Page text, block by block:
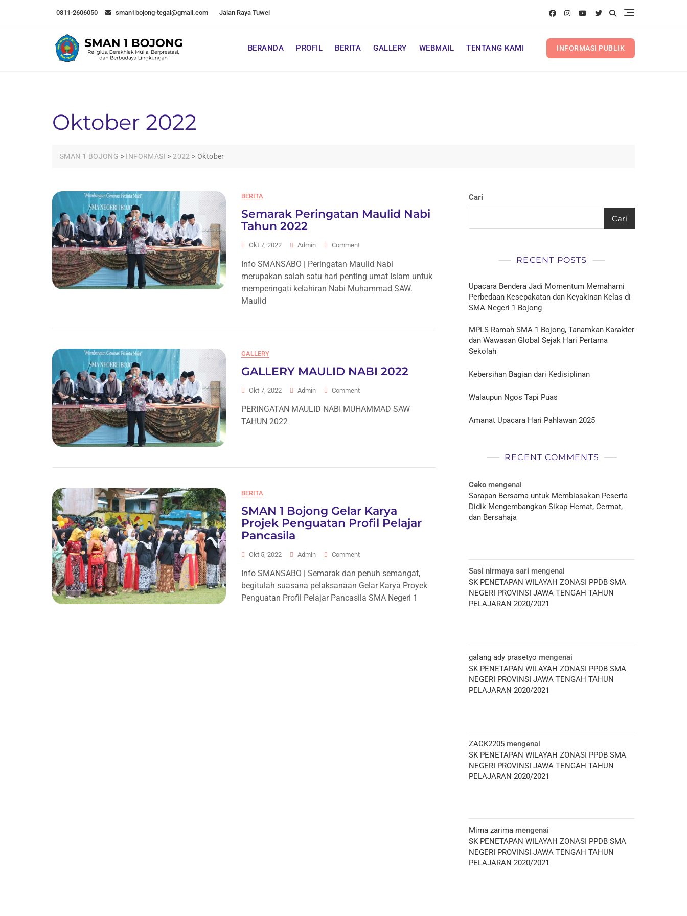
0811-2606050 sman1bojong-tegal@gmail.com Jalan Raya Tuwel
BERANDA PROFIL BERITA GALLERY WEBMAIL TENTANG KAMI INFORMASI PUBLIK
Oktober 2022
SMAN 1 BOJONG > INFORMASI >2022 >Oktober
BERITA
Semarak Peringatan Maulid Nabi
Tahun 2022
Okt 7, 2022 Admin CommentOn
Peringatan
Maulid
Nabi
Info SMANSABO | Peringatan Maulid Nabi
merupakan salah satu hari penting umat Islam untuk
memperingati kelahiran Nabi Muhammad SAW.
Maulid
GALLERY
GALLERY MAULID NABI 2022
Okt 7, 2022 Admin CommentOn
MAULID
PERINGATAN MAULID NABI MUHAMMAD SAW
TAHUN 2022
BERITA
SMAN 1 Bojong Gelar Karya
Projek Penguatan Profil Pelajar
Pancasila
Okt 5, 2022 Admin CommentOn
1
Bojong
Gelar
Info SMANSABO | Semarak dan penuh semangat,
begitulah suasana pelaksanaan Gelar Karya Proyek
Penguatan Profil Pelajar Pancasila SMA Negeri 1
Cari
Cari
RECENT POSTS
Upacara Bendera Jadi Momentum Memahami
Perbedaan Kesepakatan dan Keyakinan Kelas di
SMA Negeri 1 Bojong
MPLS Ramah SMA 1 Bojong, Tanamkan Karakter
dan Wawasan Global Sejak Hari Pertama
Sekolah
Kebersihan Bagian dari Kedisiplinan
Walaupun Ngos Tapi Puas
Amanat Upacara Hari Pahlawan 2025
RECENT COMMENTS
Ceko mengenai
Sarapan Bersama untuk Membiasakan Peserta
Didik Mengembangkan Sikap Hemat, Cermat,
dan Bersahaja
Sasi nirmaya sari mengenai
SK PENETAPAN WILAYAH ZONASI PPDB SMA
NEGERI PROVINSI JAWA TENGAH TAHUN
PELAJARAN 2020/2021
galang ady prasetyo mengenai
SK PENETAPAN WILAYAH ZONASI PPDB SMA
NEGERI PROVINSI JAWA TENGAH TAHUN
PELAJARAN 2020/2021
ZACK2205 mengenai
SK PENETAPAN WILAYAH ZONASI PPDB SMA
NEGERI PROVINSI JAWA TENGAH TAHUN
PELAJARAN 2020/2021
Mirna zarima mengenai
SK PENETAPAN WILAYAH ZONASI PPDB SMA
NEGERI PROVINSI JAWA TENGAH TAHUN
PELAJARAN 2020/2021